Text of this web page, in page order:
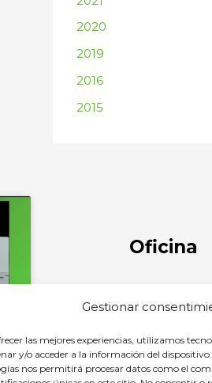
Gestionar
las mejores experiencias, utilizamos
y/o acceder a la información del
nos permitirá procesar datos como el
2020
2019
2016
2015
Oficina
C/ Comandante Díaz